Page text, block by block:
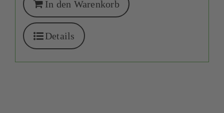
In den Warenkorb
Details